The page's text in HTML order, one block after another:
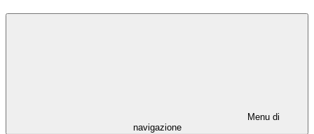
Menu di
navigazione